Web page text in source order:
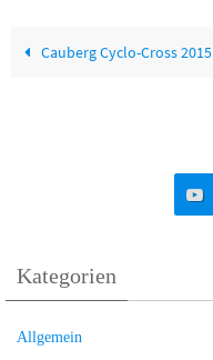
Cauberg Cyclo-Cross 2015
Kategorien
Allgemein